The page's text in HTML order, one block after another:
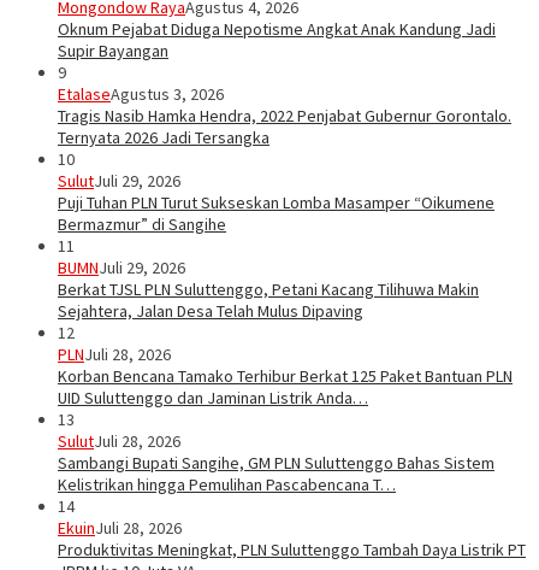
Mongondow RayaAgustus 4, 2026
Oknum Pejabat Diduga Nepotisme Angkat Anak Kandung Jadi
Supir Bayangan
9
EtalaseAgustus 3, 2026
Tragis Nasib Hamka Hendra, 2022 Penjabat Gubernur Gorontalo.
Ternyata 2026 Jadi Tersangka
10
SulutJuli 29, 2026
Puji Tuhan PLN Turut Sukseskan Lomba Masamper “Oikumene
Bermazmur” di Sangihe
11
BUMNJuli 29, 2026
Berkat TJSL PLN Suluttenggo, Petani Kacang Tilihuwa Makin
Sejahtera, Jalan Desa Telah Mulus Dipaving
12
PLNJuli 28, 2026
Korban Bencana Tamako Terhibur Berkat 125 Paket Bantuan PLN
UID Suluttenggo dan Jaminan Listrik Anda…
13
SulutJuli 28, 2026
Sambangi Bupati Sangihe, GM PLN Suluttenggo Bahas Sistem
Kelistrikan hingga Pemulihan Pascabencana T…
14
EkuinJuli 28, 2026
Produktivitas Meningkat, PLN Suluttenggo Tambah Daya Listrik PT